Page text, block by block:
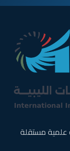
علمية مستقلة